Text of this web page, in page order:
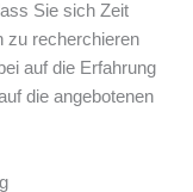
Sie sich Zeit
zu recherchieren
auf die Erfahrung
die angebotenen